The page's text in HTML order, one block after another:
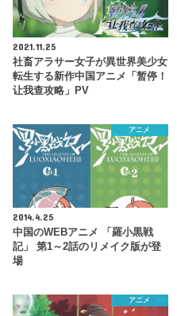
2021.11.25
社畜アラサー女子が異世界美少女
転生する新作中国アニメ「暂停！
让我查攻略」PV
アニメ
2014.4.25
中国のWEBアニメ 「羅小黒戦
記」 第1～2話のリメイク版が登
場
アニメ